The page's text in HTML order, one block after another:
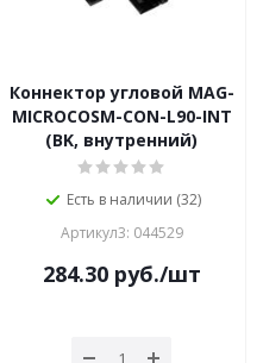
Коннектор угловой MAG-
MICROCOSM-CON-L90-INT
(BK, внутренний)
Есть в наличии (32)
Артикул3: 044529
284.30руб./шт